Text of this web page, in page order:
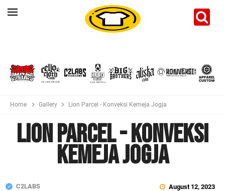
Home Gallery Lion Parcel - Konveksi Kemeja Jogja
Lion Parcel - Konveksi
Kemeja Jogja
C2LABS August 12, 2023